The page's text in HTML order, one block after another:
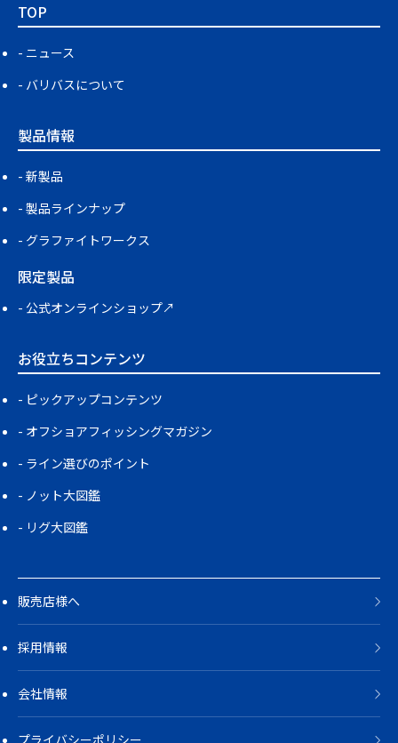
TOP
ニュース
バリバスについて
製品情報
新製品
製品ラインナップ
グラファイトワークス
限定製品
公式オンラインショップ↗
お役立ちコンテンツ
ピックアップコンテンツ
オフショアフィッシングマガジン
ライン選びのポイント
ノット大図鑑
リグ大図鑑
販売店様へ
採用情報
会社情報